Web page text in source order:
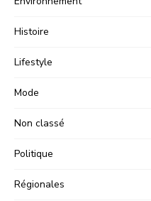
Histoire
Lifestyle
Mode
Non classé
Politique
Régionales